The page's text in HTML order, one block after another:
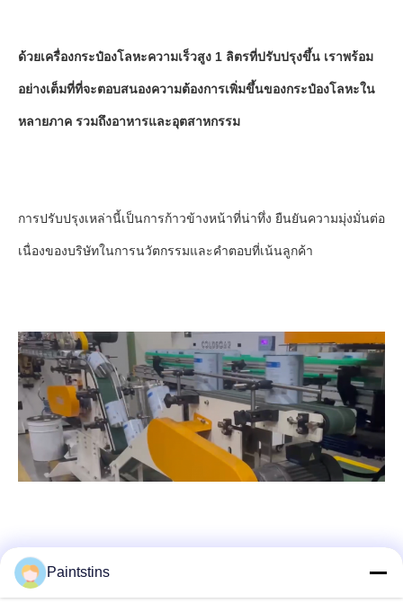
ด้วยเครื่องกระป๋องโลหะความเร็วสูง 1 ลิตรที่ปรับปรุงขึ้น เราพร้อม
อย่างเต็มที่ที่จะตอบสนองความต้องการเพิ่มขึ้นของกระป๋องโลหะใน
หลายภาค รวมถึงอาหารและอุตสาหกรรม
การปรับปรุงเหล่านี้เป็นการก้าวข้างหน้าที่น่าทึ่ง ยืนยันความมุ่งมั่นต่อ
เนื่องของบริษัทในการนวัตกรรมและคําตอบที่เน้นลูกค้า
Paintstins